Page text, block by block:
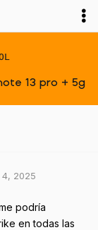
13 pro + 5g
4, 2025
podría
en todas las